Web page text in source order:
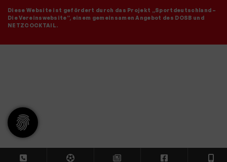
Diese Website ist gefördert durch das Projekt „Sportdeutschland –
Die Vereinswebsite”, einem gemeinsamen Angebot des DOSB und
NETZCOCKTAIL.